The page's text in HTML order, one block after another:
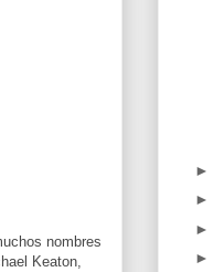
nombres
Keaton,
►
►
►
►